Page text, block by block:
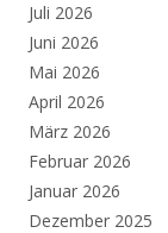
Juli 2026
Juni 2026
Mai 2026
April 2026
März 2026
Februar 2026
Januar 2026
Dezember 2025